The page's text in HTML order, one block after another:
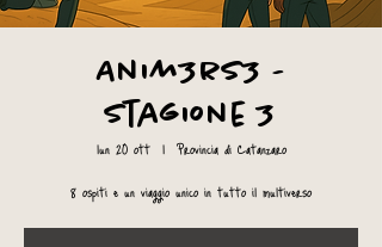
Anim3rs3 -
Stagione 3
lun 20 ott
  |
Provincia di Catanzaro
8 ospiti e un viaggio unico in tutto il multiverso